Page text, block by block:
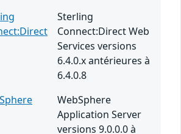
Sterling
Connect:Direct Web
Services versions
6.4.0.x antérieures à
6.4.0.8
WebSphere
Application Server
versions 9.0.0.0 à